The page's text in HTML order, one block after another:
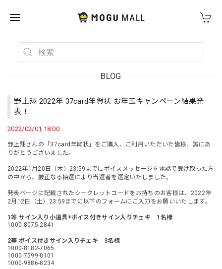
BLOG
野上翔 2022年 37card年賀状 お年玉キャンペーン結果発
表！
2022/02/01 18:00
野上翔さんの「37card年賀状」をご購入、ご利用いただいた皆様、誠にあ
りがとうございました。
2022年1月20日（木）23:59までにボイスメッセージを電話で受け取った方
の中から、厳正なる抽選により当選者を選定いたしました。
発表ページに記載されたシークレットコードをお持ちのお客様は、2022年
2月12日（土）23:59までに以下のフォームにご入力をお願いいたします。
1等 サイン入り小道具+ボイス付きサイン入りチェキ 1名様
1000-8075-2841
2等 ボイス付きサイン入りチェキ 3名様
1000-8182-7065
1000-7599-0101
1000-9886-8234